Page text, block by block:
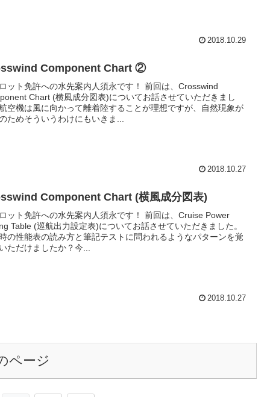
2018.10.29
Component Chart ②
ット免許への水先案内人須永です！ 前回は、Crosswind
Chart (横風成分図表)についてお話させていただきまし
空機は風に向かって離着陸することが理想ですが、自然現象が
ためそういうわけにもいきま...
2018.10.27
Component Chart (横風成分図表)
ット免許への水先案内人須永です！ 前回は、Cruise Power
Table (巡航出力設定表)についてお話させていただきました。
の性能表の読み方と筆記テストに問われるようなパターンを覚
ただけましたか？今...
2018.10.27
ページ